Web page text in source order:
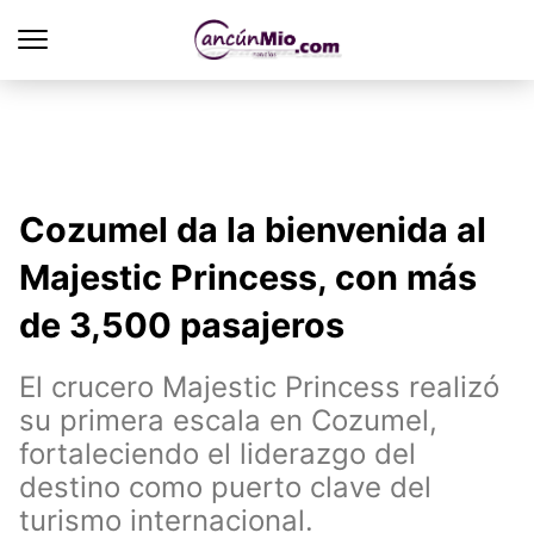
Cozumel da la bienvenida al
Majestic Princess, con más
de 3,500 pasajeros
El crucero Majestic Princess realizó
su primera escala en Cozumel,
fortaleciendo el liderazgo del
destino como puerto clave del
turismo internacional.